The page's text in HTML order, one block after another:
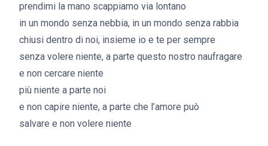
prendimi la mano scappiamo via lontano
in un mondo senza nebbia, in un mondo senza rabbia
chiusi dentro di noi, insieme io e te per sempre
senza volere niente, a parte questo nostro naufragare
e non cercare niente
più niente a parte noi
e non capire niente, a parte che l’amore può
salvare e non volere niente